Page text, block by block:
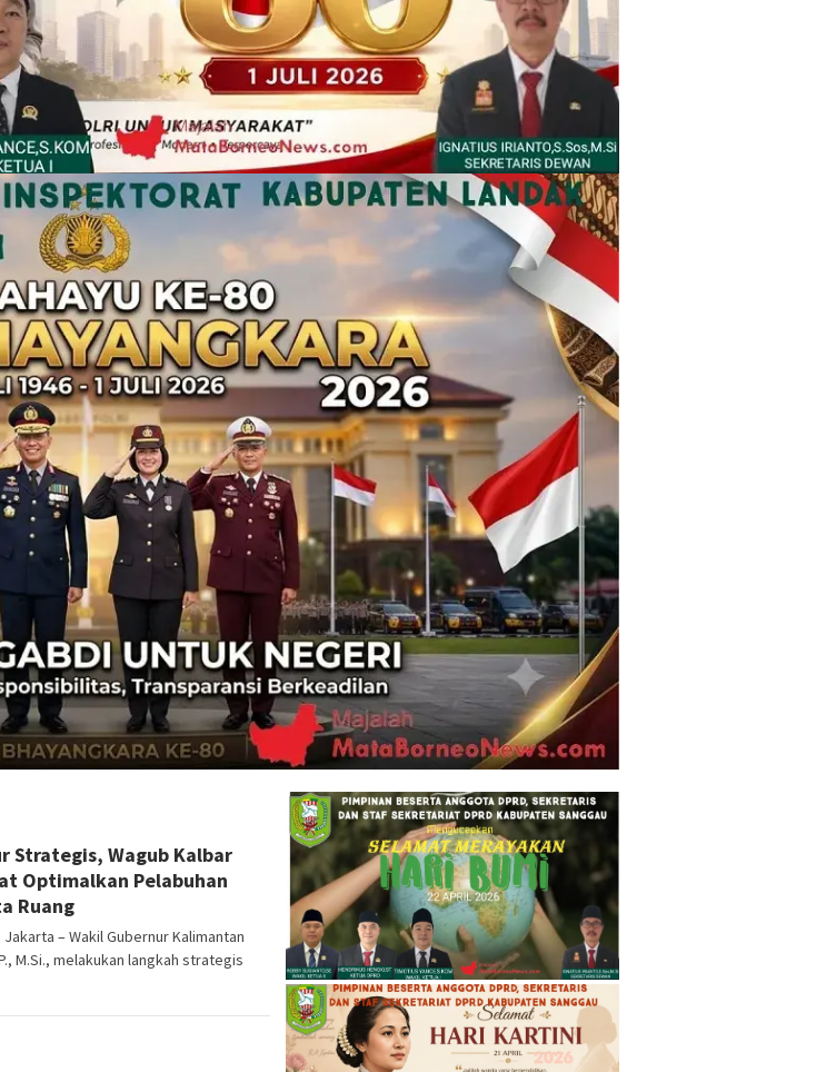
Strategis, Wagub Kalbar
Optimalkan Pelabuhan
Ruang
– Wakil Gubernur Kalimantan
M.Si., melakukan langkah strategis